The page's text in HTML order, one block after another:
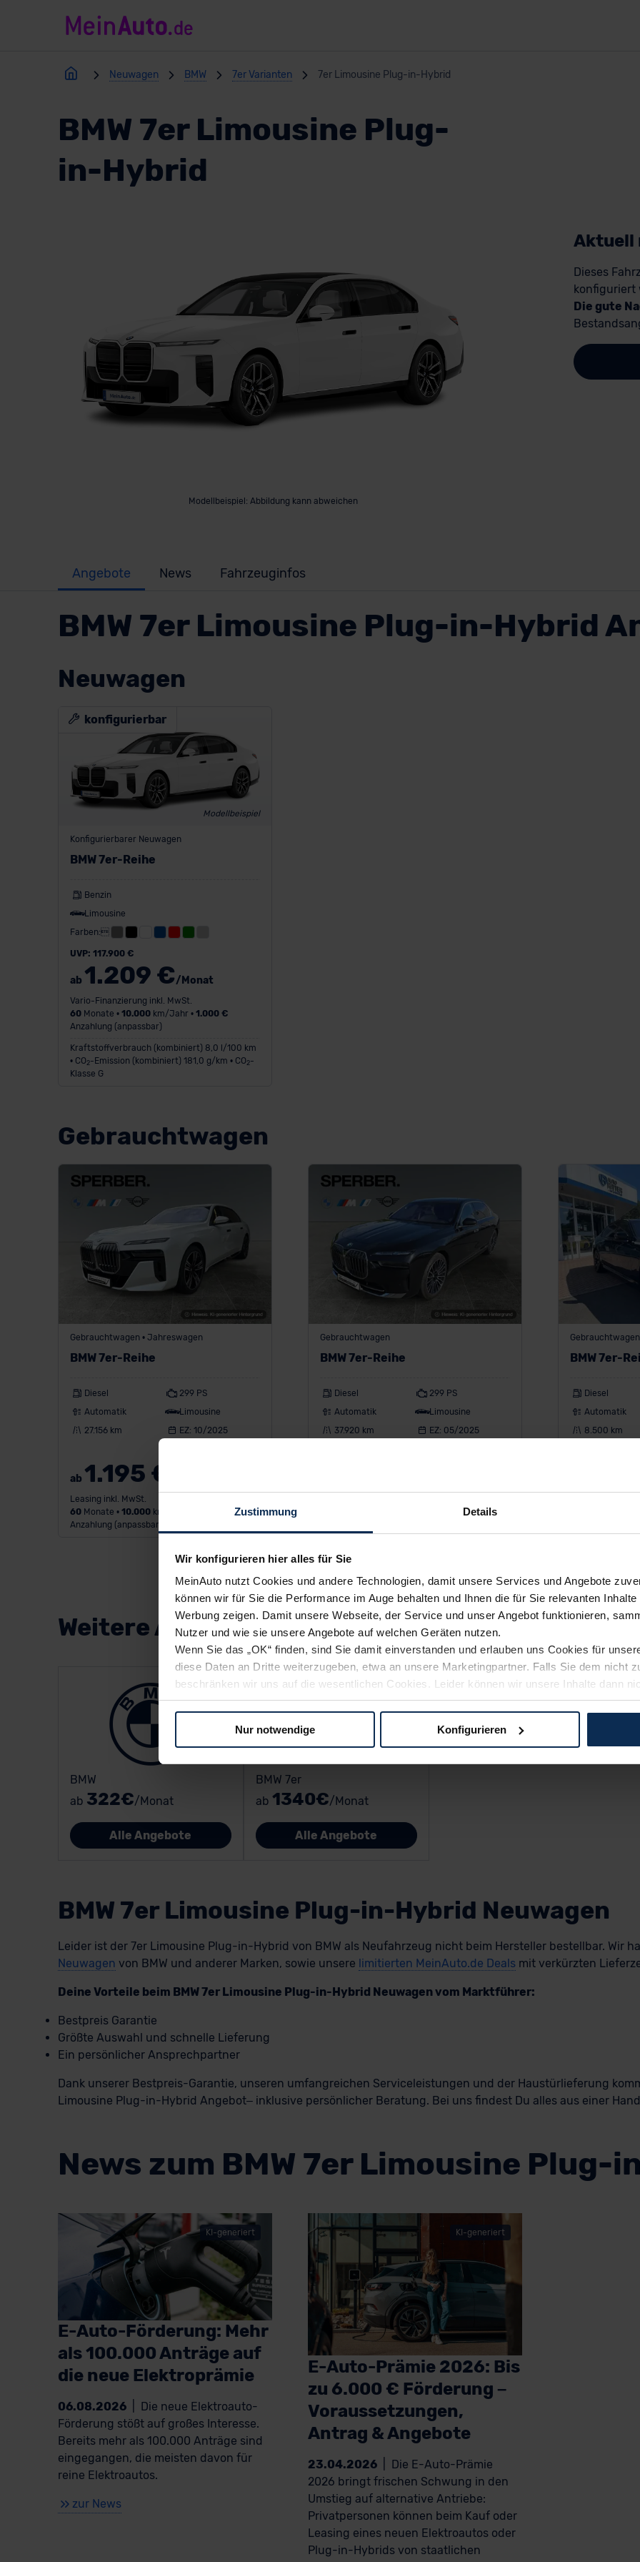
Zustimmung Details
Wir konfigurieren hier alles für Sie
MeinAuto nutzt Cookies und andere Technologien, damit unsere Services und Angebote
können wir für Sie die Performance im Auge behalten und Ihnen die für Sie relevanten
Werbung zeigen. Damit unsere Webseite, der Service und unser Angebot funktionieren,
Nutzer und wie sie unsere Angebote auf welchen Geräten nutzen.
Wenn Sie das „OK“ finden, sind Sie damit einverstanden und erlauben uns Cookies für
diese Daten an Dritte weiterzugeben, etwa an unsere Marketingpartner. Falls Sie dem nicht
beschränken wir uns auf die wesentlichen Cookies. Leider können wir unsere Inhalte dann
Sie somit nicht perfekt auf dem Weg zu Ihrem Neuwagen unterstützen. Sie können die
Übermittlung in ein Land außerhalb der EU erfolgt, erfolgt dies ausschließlich auf der
Angemessenheitsbeschlusses der EU-Kommission (Art. 45 Abs. 1 DSGVO), von
Abs. 2 lit. c DSGVO) oder wenn Sie hierzu Ihre Einwilligung freiwillig erteilen. Nähere
Datenschutzklauseln können Sie über den Kontakt zu unserem Datenschutzbeauftragten
Nur notwendige Konfigurieren
Neuwagen BMW 7er Varianten 7er Limousine Plug-in-Hybrid
BMW 7er Limousine Plug-
in-Hybrid
Modellbeispiel: Abbildung kann abweichen
Aktuell
Dieses
konfiguriert
Die gute
Angebote News Fahrzeuginfos
BMW 7er Limousine Plug-in-Hybrid
Neuwagen
Modellbeispiel
konfigurierbar
Konfigurierbarer Neuwagen
BMW 7er-Reihe
Benzin
Limousine
Farben:
UVP: 117.900 €
ab 1.209 €/Monat
Vario-Finanzierung inkl. MwSt.
60Monate • 10.000km/Jahr • 1.000 €
Anzahlung (anpassbar)
Kraftstoffverbrauch (kombiniert) 8,0 l/100 km
• CO 2-Emission (kombiniert) 181,0 g/km • CO 2-
Klasse G
Gebrauchtwagen
Gebrauchtwagen • Jahreswagen
BMW 7er-Reihe
Diesel
299 PS
Automatik
Limousine
27.156 km
EZ: 10/2025
ab 1.195 €
Leasing inkl. MwSt.
60Monate • 10.000km/Jahr •
Anzahlung (anpassbar)
Gebrauchtwagen
BMW 7er-Reihe
Diesel
299 PS
Automatik
Limousine
37.920 km
EZ: 05/2025
1.000 €
Gebrauchtwagen
BMW 7er-
Diesel
Automatik
8.500 km
Weitere Angebote
BMW
ab 322€/Monat
Alle Angebote
BMW 7er
ab 1340€/Monat
Alle Angebote
BMW 7er Limousine Plug-in-Hybrid Neuwagen
Leider ist der 7er Limousine Plug-in-Hybrid von BMW als Neufahrzeug nicht beim Hersteller bestellbar. Wir
Neuwagen von BMW und anderer Marken, sowie unsere limitierten MeinAuto.de Dealsmit verkürzten
Deine Vorteile beim BMW 7er Limousine Plug-in-Hybrid Neuwagen vom Marktführer:
Bestpreis Garantie
Größte Auswahl und schnelle Lieferung
Ein persönlicher Ansprechpartner
Dank unserer Bestpreis-Garantie, unseren umfangreichen Serviceleistungen und der Haustürlieferung
Limousine Plug-in-Hybrid Angebot– inklusive persönlicher Beratung. Bei uns findest Du alles aus einer
News zum BMW 7er Limousine Plug-
KI-generiert
E-Auto-Förderung: Mehr
als 100.000 Anträge auf
die neue Elektroprämie
06.08.2026
Die neue Elektroauto-
Förderung stößt auf großes Interesse.
Bereits mehr als 100.000 Anträge sind
eingegangen, die meisten davon für
reine Elektroautos.
zur News
KI-generiert
E-Auto-Prämie 2026: Bis
zu 6.000 € Förderung –
Voraussetzungen,
Antrag & Angebote
23.04.2026
Die E-Auto-Prämie
2026 bringt frischen Schwung in den
Umstieg auf alternative Antriebe:
Privatpersonen können beim Kauf oder
Leasing eines neuen Elektroautos oder
Plug-in-Hybrids von staatlichen